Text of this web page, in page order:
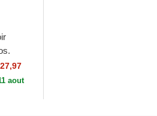
The
aout